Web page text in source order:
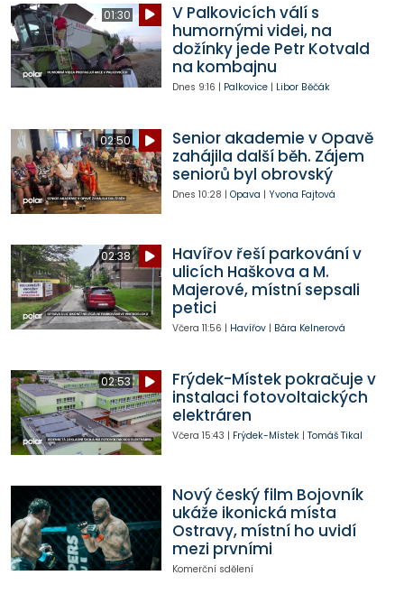
01:30
V Palkovicích válí s
humornými videi, na
dožínky jede Petr Kotvald
na kombajnu
Dnes 9:16 | Palkovice| Libor Běčák
02:50
Senior akademie v Opavě
zahájila další běh. Zájem
seniorů byl obrovský
Dnes 10:28 | Opava | Yvona Fajtová
02:38
Havířov řeší parkování v
ulicích Haškova a M.
Majerové, místní sepsali
petici
Včera 11:56 | Havířov| Bára Kelnerová
02:53
Frýdek-Místek pokračuje v
instalaci fotovoltaických
elektráren
Včera 15:43 | Frýdek-Místek| Tomáš Tikal
Nový český film Bojovník
ukáže ikonická místa
Ostravy, místní ho uvidí
mezi prvními
Komerční sdělení